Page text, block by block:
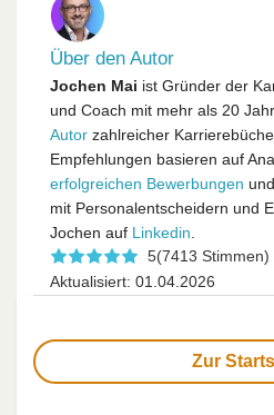
Über den Autor
Jochen Mai ist Gründer der
und Coach mit mehr als 20
Autor zahlreicher
Empfehlungen basieren auf
erfolgreichen Bewerbungen
mit Personalentscheidern und
Jochen auf Linkedin.
5(7413 Stimmen)
Aktualisiert: 01.04.2026
Zur